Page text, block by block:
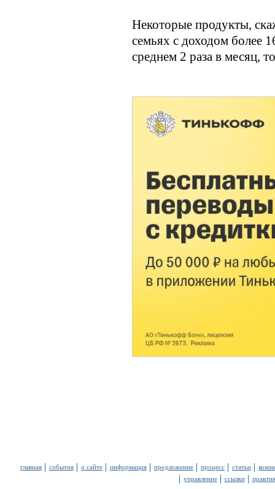
Некоторые продукты,
семьях с доходом более
среднем 2 раза в месяц,
главная события о сайте информация предложение процесс статьи
управление
ссылки